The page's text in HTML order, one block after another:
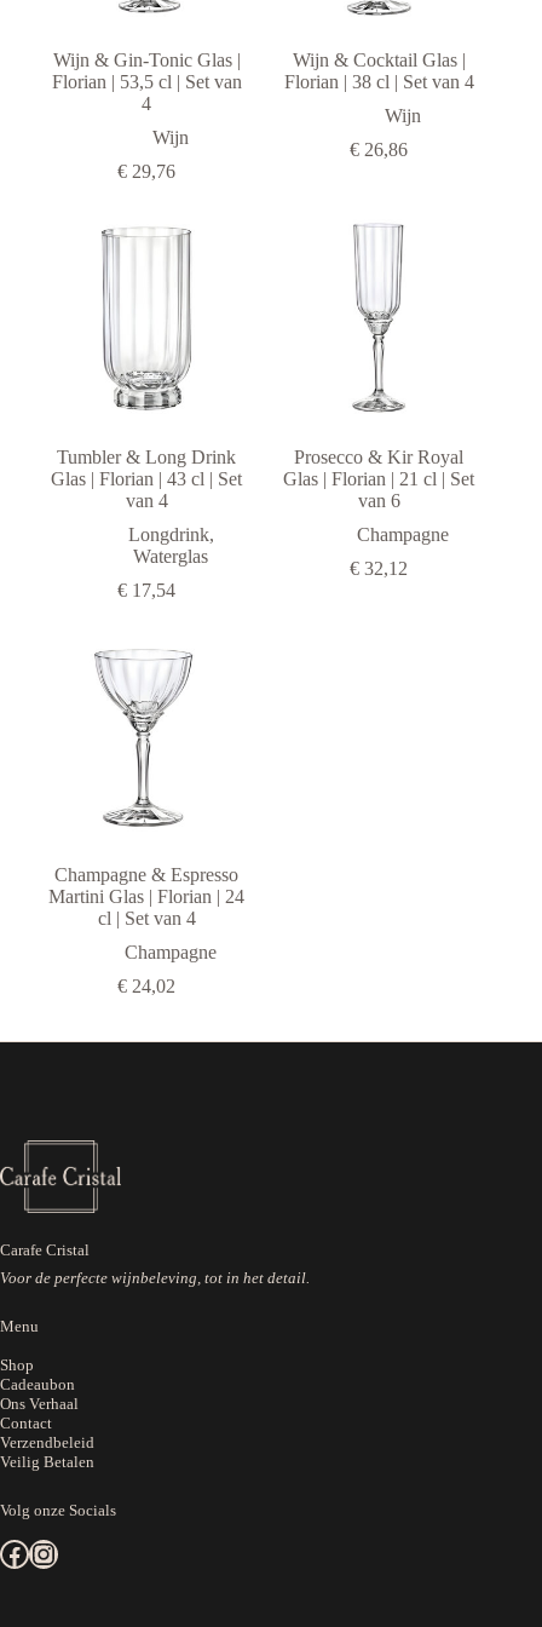
Merken
Arcoroc
Chef & Sommelier
Cristal D'Arques
inAlto
Laguiole
Luigi Bormioli
Luminarc
Rocco Bormioli
Wijn & Gin-Tonic Glas |
Florian | 53,5 cl | Set van
4
Wijn
€ 29,76
Wijn & Cocktail Glas |
Florian | 38 cl | Set van 4
Wijn
€ 26,86
Tumbler & Long Drink
Glas | Florian | 43 cl | Set
van 4
Longdrink,
Waterglas
€ 17,54
Prosecco & Kir Royal
Glas | Florian | 21 cl | Set
van 6
Champagne
€ 32,12
Champagne & Espresso
Martini Glas | Florian | 24
cl | Set van 4
Champagne
€ 24,02
Carafe Cristal
Voor de perfecte wijnbeleving, tot in het detail.
Menu
Shop
Cadeaubon
Ons Verhaal
Contact
Verzendbeleid
Veilig Betalen
Volg onze Socials
Facebook Instagram